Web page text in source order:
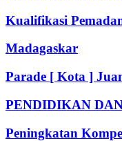
Kualifikasi
Madagaskar
Parade [ Kota ]
PENDIDIKAN
Peningkatan